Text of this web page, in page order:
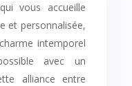
vous accueille
et personnalisée,
intemporel
avec un
alliance entre